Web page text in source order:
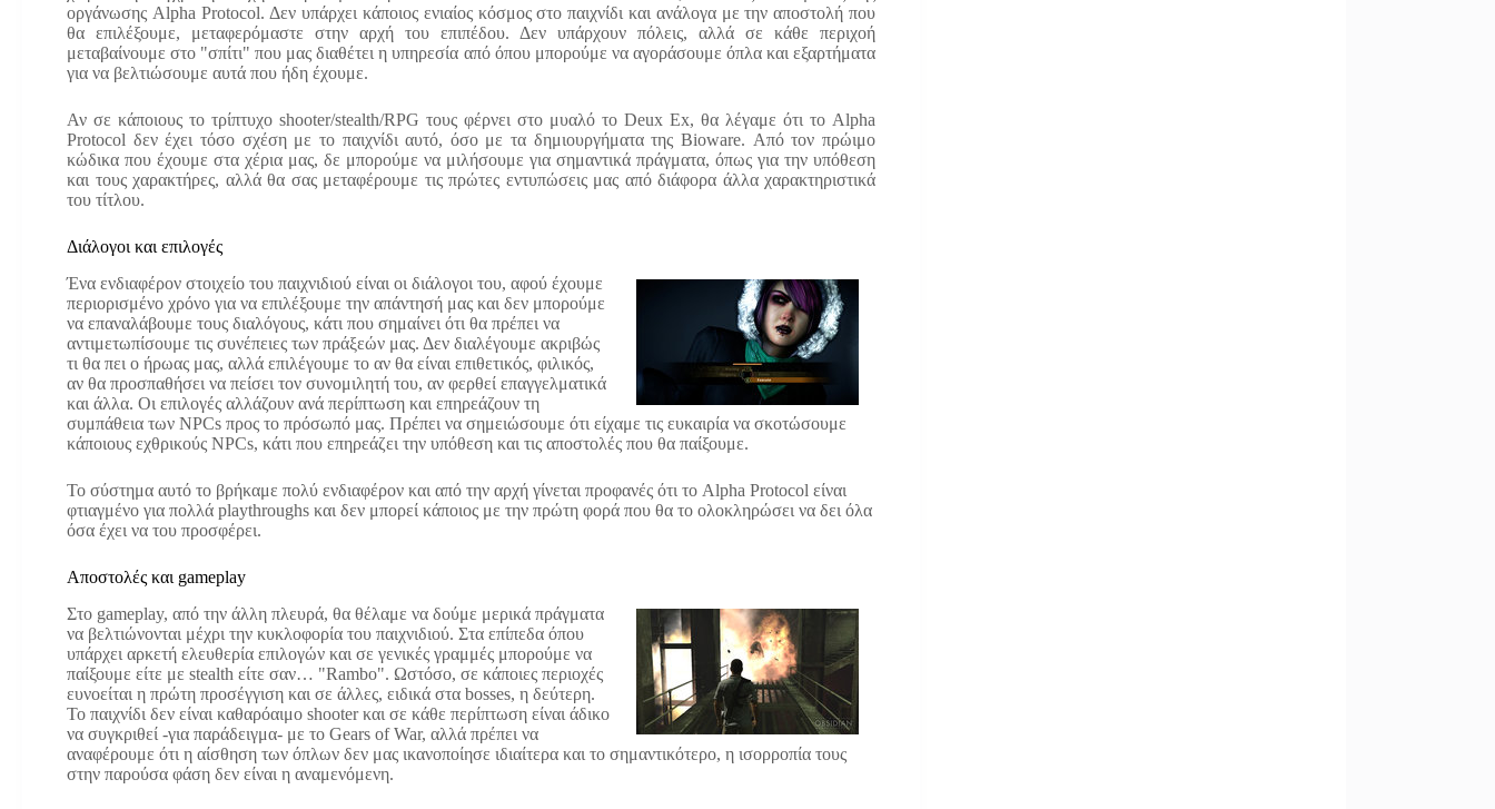
οργάνωσης Alpha Protocol. Δεν υπάρχει κάποιος ενιαίος κόσμος στο παιχνίδι και ανάλογα με την αποστολή που
θα επιλέξουμε, μεταφερόμαστε στην αρχή του επιπέδου. Δεν υπάρχουν πόλεις, αλλά σε κάθε περιχοή
μεταβαίνουμε στο "σπίτι" που μας διαθέτει η υπηρεσία από όπου μπορούμε να αγοράσουμε όπλα και εξαρτήματα
για να βελτιώσουμε αυτά που ήδη έχουμε.
Αν σε κάποιους το τρίπτυχο shooter/stealth/RPG τους φέρνει στο μυαλό το Deux Ex, θα λέγαμε ότι το Alpha
Protocol δεν έχει τόσο σχέση με το παιχνίδι αυτό, όσο με τα δημιουργήματα της Bioware. Από τον πρώιμο
κώδικα που έχουμε στα χέρια μας, δε μπορούμε να μιλήσουμε για σημαντικά πράγματα, όπως για την υπόθεση
και τους χαρακτήρες, αλλά θα σας μεταφέρουμε τις πρώτες εντυπώσεις μας από διάφορα άλλα χαρακτηριστικά
του τίτλου.
Διάλογοι και επιλογές
Ένα ενδιαφέρον στοιχείο του παιχνιδιού είναι οι διάλογοι του, αφού έχουμε
περιορισμένο χρόνο για να επιλέξουμε την απάντησή μας και δεν μπορούμε
να επαναλάβουμε τους διαλόγους, κάτι που σημαίνει ότι θα πρέπει να
αντιμετωπίσουμε τις συνέπειες των πράξεών μας. Δεν διαλέγουμε ακριβώς
τι θα πει ο ήρωας μας, αλλά επιλέγουμε το αν θα είναι επιθετικός, φιλικός,
αν θα προσπαθήσει να πείσει τον συνομιλητή του, αν φερθεί επαγγελματικά
και άλλα. Οι επιλογές αλλάζουν ανά περίπτωση και επηρεάζουν τη
συμπάθεια των NPCs προς το πρόσωπό μας. Πρέπει να σημειώσουμε ότι είχαμε τις ευκαιρία να σκοτώσουμε
κάποιους εχθρικούς NPCs, κάτι που επηρεάζει την υπόθεση και τις αποστολές που θα παίξουμε.
Το σύστημα αυτό το βρήκαμε πολύ ενδιαφέρον και από την αρχή γίνεται προφανές ότι το Alpha Protocol είναι
φτιαγμένο για πολλά playthroughs και δεν μπορεί κάποιος με την πρώτη φορά που θα το ολοκληρώσει να δει όλα
όσα έχει να του προσφέρει.
Αποστολές και gameplay
Στο gameplay, από την άλλη πλευρά, θα θέλαμε να δούμε μερικά πράγματα
να βελτιώνονται μέχρι την κυκλοφορία του παιχνιδιού. Στα επίπεδα όπου
υπάρχει αρκετή ελευθερία επιλογών και σε γενικές γραμμές μπορούμε να
παίξουμε είτε με stealth είτε σαν… "Rambo". Ωστόσο, σε κάποιες περιοχές
ευνοείται η πρώτη προσέγγιση και σε άλλες, ειδικά στα bosses, η δεύτερη.
Το παιχνίδι δεν είναι καθαρόαιμο shooter και σε κάθε περίπτωση είναι άδικο
να συγκριθεί -για παράδειγμα- με το Gears of War, αλλά πρέπει να
αναφέρουμε ότι η αίσθηση των όπλων δεν μας ικανοποίησε ιδιαίτερα και το σημαντικότερο, η ισορροπία τους
στην παρούσα φάση δεν είναι η αναμενόμενη.